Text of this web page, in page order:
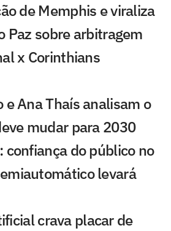
de Memphis e viraliza
Paz sobre arbitragem
x Corinthians
e Ana Thaís analisam o
mudar para 2030
confiança do público no
levará
crava placar de